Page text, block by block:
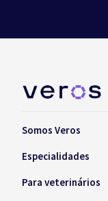
Somos Veros
Especialidades
Para veterinários